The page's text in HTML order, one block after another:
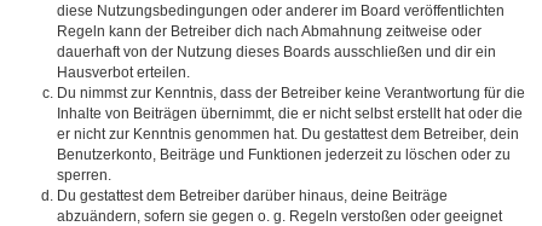
diese Nutzungsbedingungen oder anderer im Board veröffentlichten
Regeln kann der Betreiber dich nach Abmahnung zeitweise oder
dauerhaft von der Nutzung dieses Boards ausschließen und dir ein
Hausverbot erteilen.
Du nimmst zur Kenntnis, dass der Betreiber keine Verantwortung für die
Inhalte von Beiträgen übernimmt, die er nicht selbst erstellt hat oder die
er nicht zur Kenntnis genommen hat. Du gestattest dem Betreiber, dein
Benutzerkonto, Beiträge und Funktionen jederzeit zu löschen oder zu
sperren.
Du gestattest dem Betreiber darüber hinaus, deine Beiträge
abzuändern, sofern sie gegen o. g. Regeln verstoßen oder geeignet